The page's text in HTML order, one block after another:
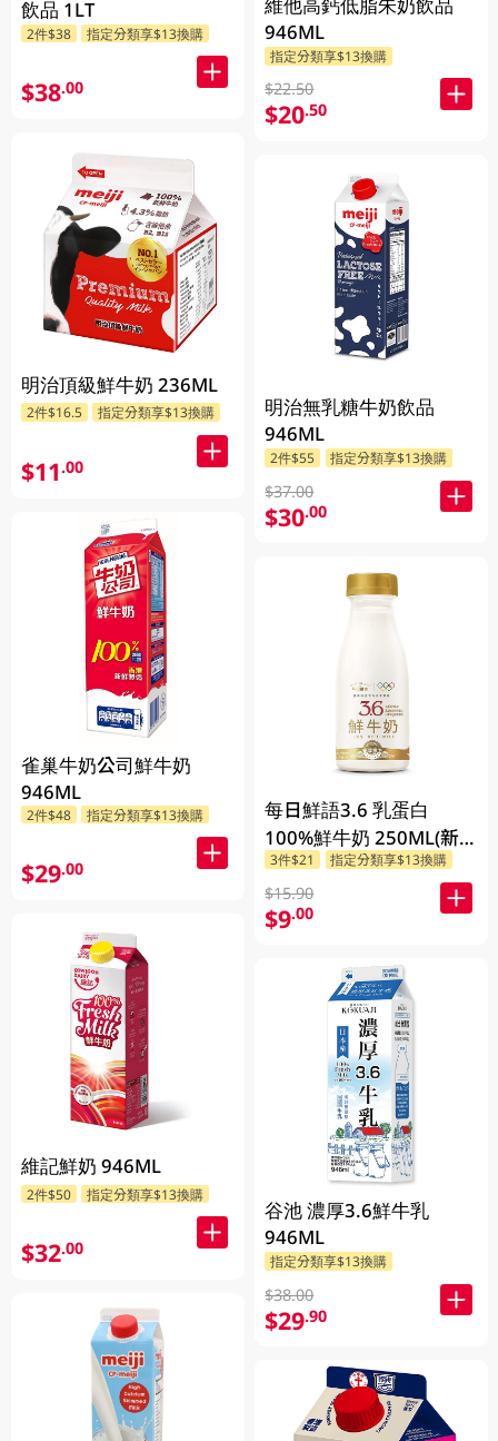
飲品 1LT
2件$38 指定分類享$13換購
$38.00
明治頂級鮮牛奶 236ML
2件$16.5 指定分類享$13換購
$11.00
雀巢牛奶公司鮮牛奶
946ML
2件$48 指定分類享$13換購
$29.00
維記鮮奶 946ML
2件$50 指定分類享$13換購
$32.00
946ML
指定分類享$13換購
$22.50
$20.50
明治無乳糖牛奶飲品
946ML
2件$55 指定分類享$13換購
$37.00
$30.00
每日鮮語3.6 乳蛋白
100%鮮牛奶 250ML(新
舊包裝隨機發貨)
3件$21 指定分類享$13換購
$15.90
$9.00
谷池 濃厚3.6鮮牛乳
946ML
指定分類享$13換購
$38.00
$29.90